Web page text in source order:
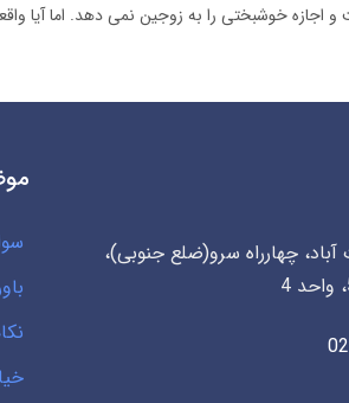
خوشبختی را به زوجین نمی دهد. اما آیا
چهارراه سرو(ضلع جنوبی)،